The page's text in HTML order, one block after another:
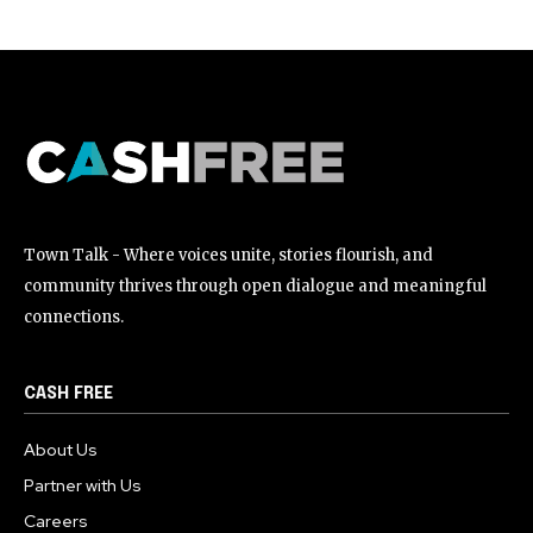
Town Talk - Where voices unite, stories flourish, and
community thrives through open dialogue and meaningful
connections.
CASH FREE
About Us
Partner with Us
Careers